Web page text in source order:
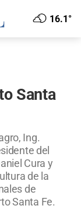
16.1°
Santa
Ing.
del
Cura y
de la
de
Santa Fe.